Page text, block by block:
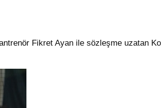
Fikret Ayan ile sözleşme uzatan